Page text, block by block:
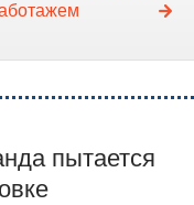
пытается